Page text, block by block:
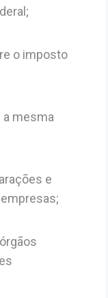
o imposto
mesma
e